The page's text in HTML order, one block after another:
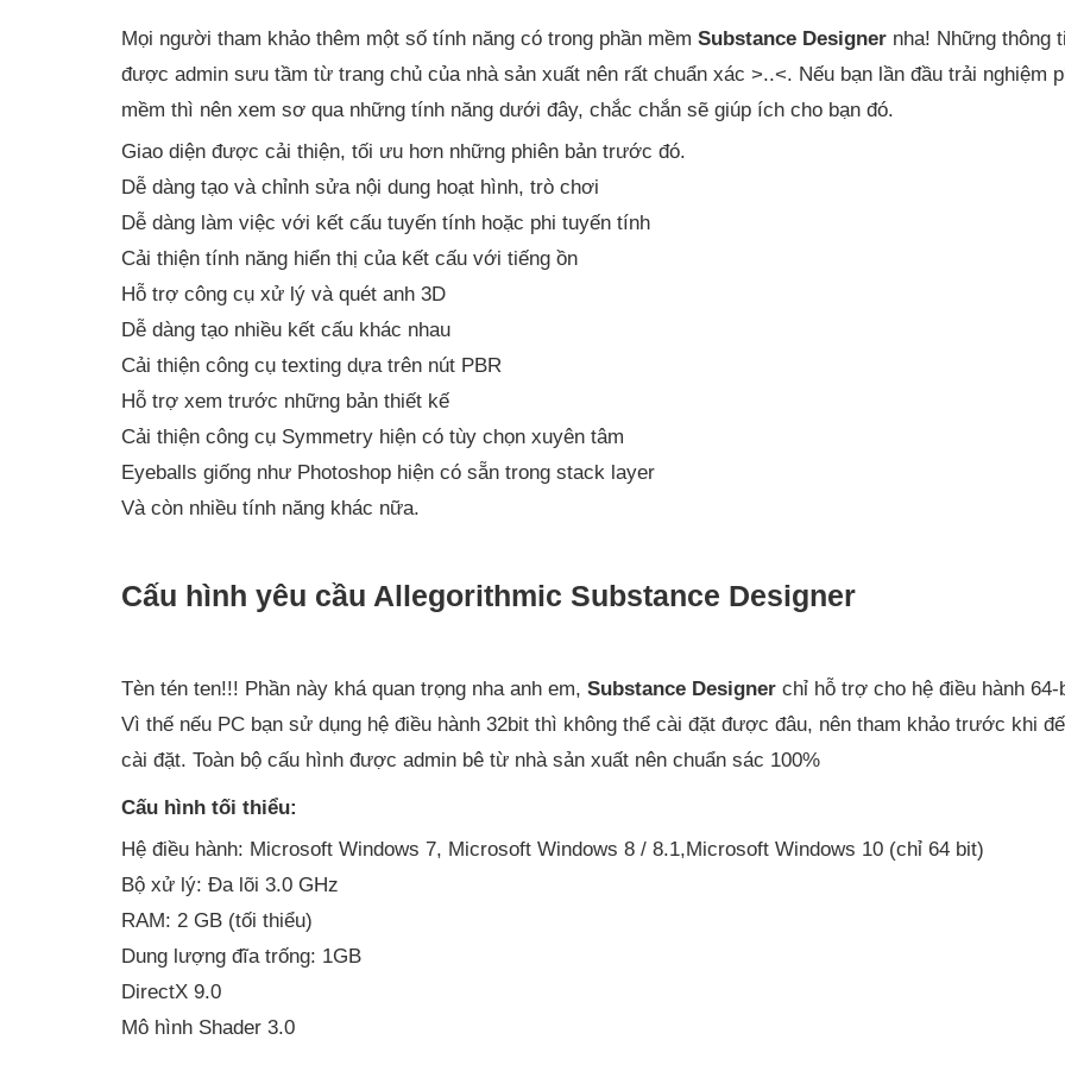
Mọi người tham khảo thêm một số tính năng có trong phần mềm Substance Designer nha! Những thông
được admin sưu tầm từ trang chủ của nhà sản xuất nên rất chuẩn xác >..<. Nếu bạn lần đầu trải nghiệm
mềm thì nên xem sơ qua những tính năng dưới đây, chắc chắn sẽ giúp ích cho bạn đó.
Giao diện được cải thiện, tối ưu hơn những phiên bản trước đó.
Dễ dàng tạo và chỉnh sửa nội dung hoạt hình, trò chơi
Dễ dàng làm việc với kết cấu tuyến tính hoặc phi tuyến tính
Cải thiện tính năng hiển thị của kết cấu với tiếng ồn
Hỗ trợ công cụ xử lý và quét anh 3D
Dễ dàng tạo nhiều kết cấu khác nhau
Cải thiện công cụ texting dựa trên nút PBR
Hỗ trợ xem trước những bản thiết kế
Cải thiện công cụ Symmetry hiện có tùy chọn xuyên tâm
Eyeballs giống như Photoshop hiện có sẵn trong stack layer
Và còn nhiều tính năng khác nữa.
Cấu hình yêu cầu Allegorithmic Substance Designer
Tèn tén ten!!! Phần này khá quan trọng nha anh em, Substance Designer chỉ hỗ trợ cho hệ điều hành 64-
Vì thế nếu PC bạn sử dụng hệ điều hành 32bit thì không thể cài đặt được đâu, nên tham khảo trước khi
cài đặt. Toàn bộ cấu hình được admin bê từ nhà sản xuất nên chuẩn sác 100%
Cấu hình tối thiểu:
Hệ điều hành: Microsoft Windows 7, Microsoft Windows 8 / 8.1,Microsoft Windows 10 (chỉ 64 bit)
Bộ xử lý: Đa lõi 3.0 GHz
RAM: 2 GB (tối thiểu)
Dung lượng đĩa trống: 1GB
DirectX 9.0
Mô hình Shader 3.0